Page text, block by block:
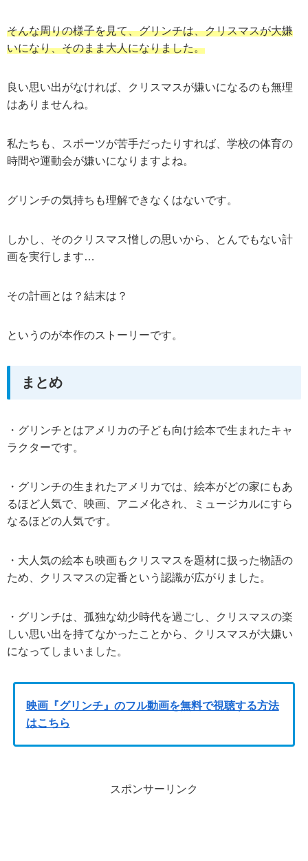
そんな周りの様子を見て、グリンチは、クリスマスが大嫌
いになり、そのまま大人になりました。
良い思い出がなければ、クリスマスが嫌いになるのも無理
はありませんね。
私たちも、スポーツが苦手だったりすれば、学校の体育の
時間や運動会が嫌いになりますよね。
グリンチの気持ちも理解できなくはないです。
しかし、そのクリスマス憎しの思いから、とんでもない計
画を実行します…
その計画とは？結末は？
というのが本作のストーリーです。
まとめ
・グリンチとはアメリカの子ども向け絵本で生まれたキャ
ラクターです。
・グリンチの生まれたアメリカでは、絵本がどの家にもあ
るほど人気で、映画、アニメ化され、ミュージカルにすら
なるほどの人気です。
・大人気の絵本も映画もクリスマスを題材に扱った物語の
ため、クリスマスの定番という認識が広がりました。
・グリンチは、孤独な幼少時代を過ごし、クリスマスの楽
しい思い出を持てなかったことから、クリスマスが大嫌い
になってしまいました。
映画『グリンチ』のフル動画を無料で視聴する方法
はこちら
スポンサーリンク